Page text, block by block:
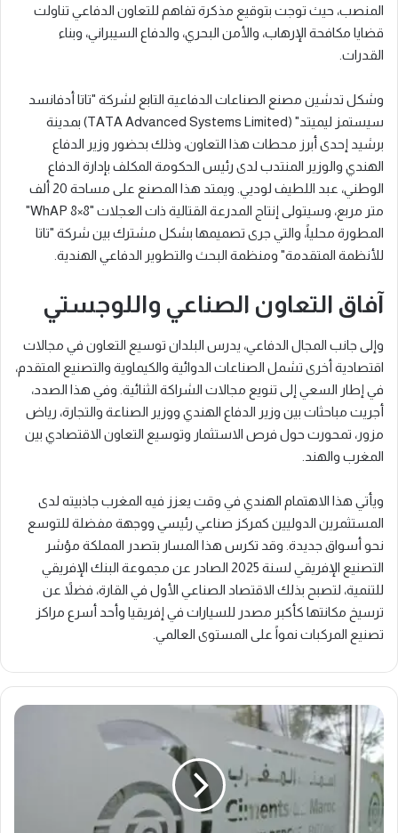
المنصب، حيث توجت بتوقيع مذكرة تفاهم للتعاون الدفاعي تناولت
قضايا مكافحة الإرهاب، والأمن البحري، والدفاع السيبراني، وبناء
القدرات.
وشكل تدشين مصنع الصناعات الدفاعية التابع لشركة "تاتا أدفانسد
سيستمز ليميتد" (TATA Advanced Systems Limited) بمدينة
برشيد إحدى أبرز محطات هذا التعاون، وذلك بحضور وزير الدفاع
الهندي والوزير المنتدب لدى رئيس الحكومة المكلف بإدارة الدفاع
الوطني، عبد اللطيف لوديي. ويمتد هذا المصنع على مساحة 20 ألف
متر مربع، وسيتولى إنتاج المدرعة القتالية ذات العجلات "WhAP 8×8"
المطورة محلياً، والتي جرى تصميمها بشكل مشترك بين شركة "تاتا
للأنظمة المتقدمة" ومنظمة البحث والتطوير الدفاعي الهندية.
آفاق التعاون الصناعي واللوجستي
وإلى جانب المجال الدفاعي، يدرس البلدان توسيع التعاون في مجالات
اقتصادية أخرى تشمل الصناعات الدوائية والكيماوية والتصنيع المتقدم،
في إطار السعي إلى تنويع مجالات الشراكة الثنائية. وفي هذا الصدد،
أجريت مباحثات بين وزير الدفاع الهندي ووزير الصناعة والتجارة، رياض
مزور، تمحورت حول فرص الاستثمار وتوسيع التعاون الاقتصادي بين
المغرب والهند.
ويأتي هذا الاهتمام الهندي في وقت يعزز فيه المغرب جاذبيته لدى
المستثمرين الدوليين كمركز صناعي رئيسي ووجهة مفضلة للتوسع
نحو أسواق جديدة. وقد تكرس هذا المسار بتصدر المملكة مؤشر
التصنيع الإفريقي لسنة 2025 الصادر عن مجموعة البنك الإفريقي
للتنمية، لتصبح بذلك الاقتصاد الصناعي الأول في القارة، فضلاً عن
ترسيخ مكانتها كأكبر مصدر للسيارات في إفريقيا وأحد أسرع مراكز
تصنيع المركبات نمواً على المستوى العالمي.
ت
ر
ا
ج
ع
س
ه